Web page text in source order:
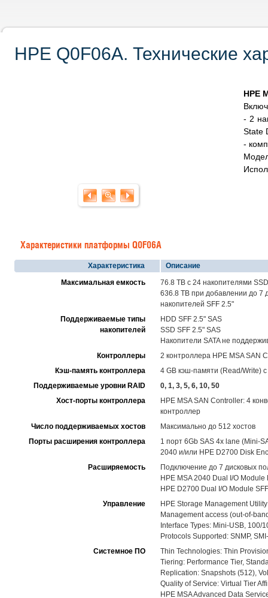
HPE Q0F06A. Технические
HPE
- 2
State
-
Характеристики платформы Q0F06A
Характеристика
Описание
Максимальная емкость
76.8 TB с 24 накопителями
636.8 TB при добавлении до 7
накопителей SFF 2.5"
Поддерживаемые типы
накопителей
HDD SFF 2.5" SAS
SSD SFF 2.5" SAS
Накопители SATA не
Контроллеры
2 контроллера HPE MSA SAN
Кэш-память контроллера
4 GB кэш-памяти (Read/Write)
Поддерживаемые уровни RAID
0, 1, 3, 5, 6, 10, 50
Хост-порты контроллера
HPE MSA SAN Controller: 4
контроллер
Число поддерживаемых хостов
Максимально до 512 хостов
Порты расширения контроллера
1 порт 6Gb SAS 4x lane (Mini-
2040 и/или HPE D2700 Disk
Расширяемость
Подключение до 7 дисковых
HPE MSA 2040 Dual I/O
HPE D2700 Dual I/O Module
Управление
HPE Storage Management Utility
Management access (out-of-
Interface Types: Mini-USB, 100/
Protocols Supported: SNMP,
Системное ПО
Thin Technologies: Thin
Tiering: Performance Tier,
Replication: Snapshots (512),
Quality of Service: Virtual Tier
HPE MSA Advanced Data